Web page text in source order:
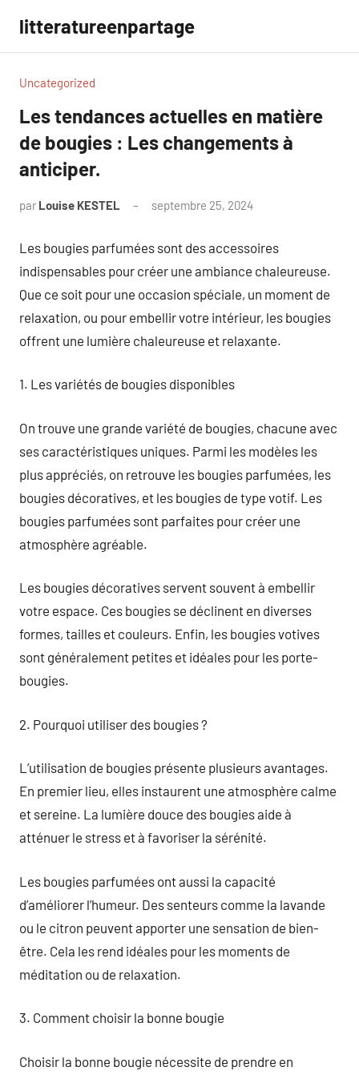
contenu
litteratureenpartage
Uncategorized
Les tendances actuelles en matière
de bougies : Les changements à
anticiper.
par Louise KESTEL septembre 25, 2024
Les bougies parfumées sont des accessoires
indispensables pour créer une ambiance chaleureuse.
Que ce soit pour une occasion spéciale, un moment de
relaxation, ou pour embellir votre intérieur, les bougies
offrent une lumière chaleureuse et relaxante.
1. Les variétés de bougies disponibles
On trouve une grande variété de bougies, chacune avec
ses caractéristiques uniques. Parmi les modèles les
plus appréciés, on retrouve les bougies parfumées, les
bougies décoratives, et les bougies de type votif. Les
bougies parfumées sont parfaites pour créer une
atmosphère agréable.
Les bougies décoratives servent souvent à embellir
votre espace. Ces bougies se déclinent en diverses
formes, tailles et couleurs. Enfin, les bougies votives
sont généralement petites et idéales pour les porte-
bougies.
2. Pourquoi utiliser des bougies ?
L’utilisation de bougies présente plusieurs avantages.
En premier lieu, elles instaurent une atmosphère calme
et sereine. La lumière douce des bougies aide à
atténuer le stress et à favoriser la sérénité.
Les bougies parfumées ont aussi la capacité
d’améliorer l’humeur. Des senteurs comme la lavande
ou le citron peuvent apporter une sensation de bien-
être. Cela les rend idéales pour les moments de
méditation ou de relaxation.
3. Comment choisir la bonne bougie
Choisir la bonne bougie nécessite de prendre en